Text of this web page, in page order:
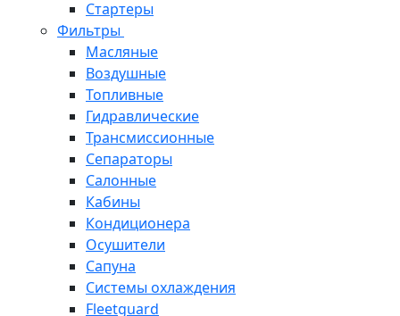
Стартеры
Фильтры
Масляные
Воздушные
Топливные
Гидравлические
Трансмиссионные
Сепараторы
Салонные
Кабины
Кондиционера
Осушители
Сапуна
Системы охлаждения
Fleetguard